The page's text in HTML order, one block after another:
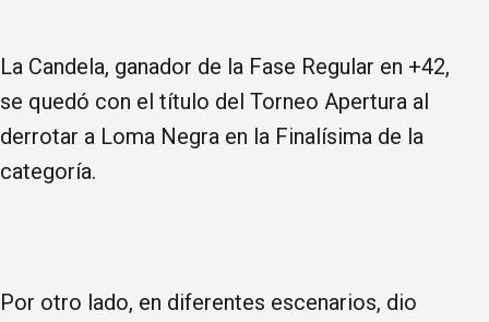
La Candela, ganador de la Fase Regular en +42,
se quedó con el título del Torneo Apertura al
derrotar a Loma Negra en la Finalísima de la
categoría.
Por otro lado, en diferentes escenarios, dio